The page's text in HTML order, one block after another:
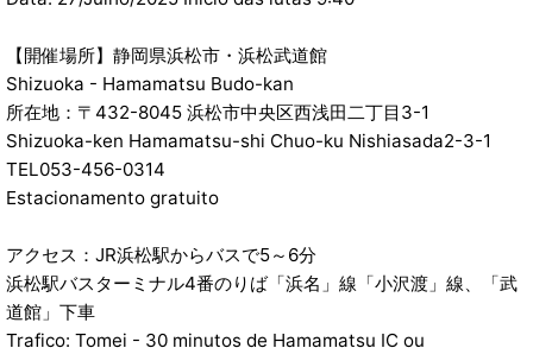
【開催場所】静岡県浜松市・浜松武道館
Shizuoka - Hamamatsu Budo-kan
所在地：〒432-8045 浜松市中央区西浅田二丁目3-1
Shizuoka-ken Hamamatsu-shi Chuo-ku Nishiasada2-3-1
TEL053-456-0314
Estacionamento gratuito
アクセス：JR浜松駅からバスで5～6分
浜松駅バスターミナル4番のりば「浜名」線「小沢渡」線、「武
道館」下車
Trafico: Tomei - 30 minutos de Hamamatsu IC ou